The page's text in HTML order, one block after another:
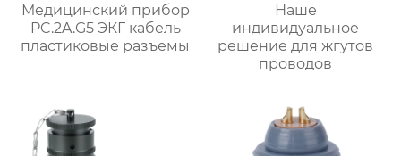
Медицинский прибор
PC.2A.G5 ЭКГ кабель
пластиковые разъемы
Наше
индивидуальное
решение для жгутов
проводов